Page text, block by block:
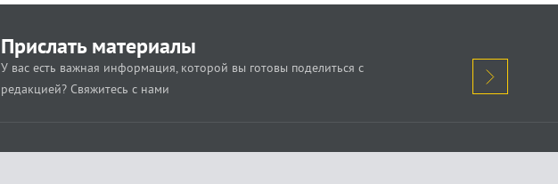
Прислать материалы
У вас есть важная информация, которой вы готовы поделиться с
редакцией? Свяжитесь с нами